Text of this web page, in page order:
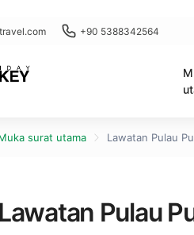
+90 5388342564
surat utama Lawatan Pulau
Lawatan Pulau